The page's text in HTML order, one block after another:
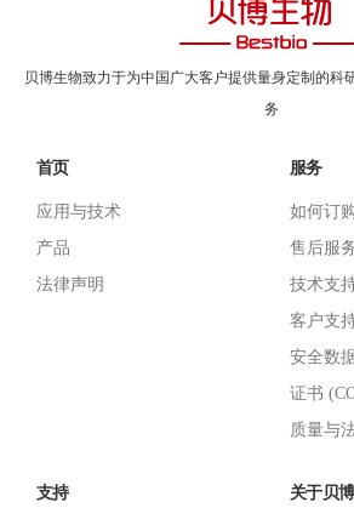
贝博生物致力于为中国广大客户提供量身定制的科
务
首页
应用与技术
产品
法律声明
服务
如何订
售后服
技术支
客户支
安全数
证书
质量与
支持 关于贝博